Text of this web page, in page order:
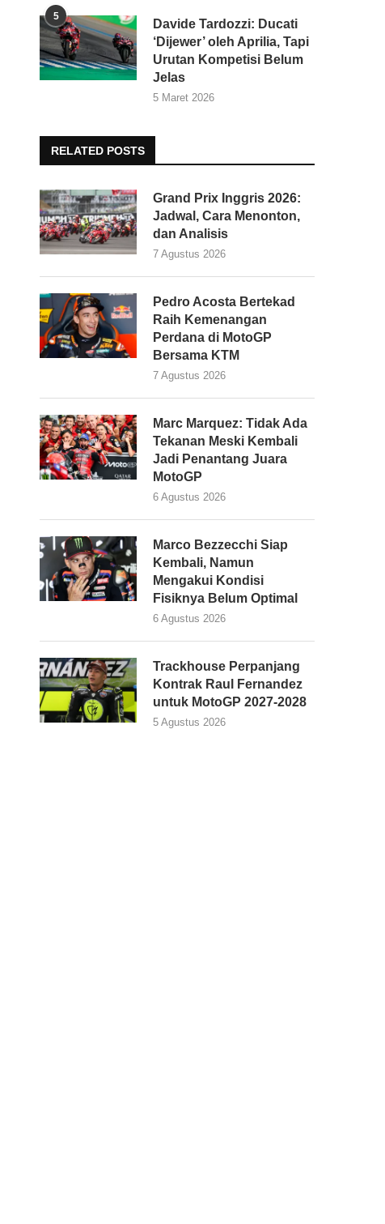
5
Davide Tardozzi: Ducati
‘Dijewer’ oleh Aprilia, Tapi
Urutan Kompetisi Belum
Jelas
5 Maret 2026
RELATED POSTS
Grand Prix Inggris 2026:
Jadwal, Cara Menonton,
dan Analisis
7 Agustus 2026
Pedro Acosta Bertekad
Raih Kemenangan
Perdana di MotoGP
Bersama KTM
7 Agustus 2026
Marc Marquez: Tidak Ada
Tekanan Meski Kembali
Jadi Penantang Juara
MotoGP
6 Agustus 2026
Marco Bezzecchi Siap
Kembali, Namun
Mengakui Kondisi
Fisiknya Belum Optimal
6 Agustus 2026
Trackhouse Perpanjang
Kontrak Raul Fernandez
untuk MotoGP 2027-2028
5 Agustus 2026